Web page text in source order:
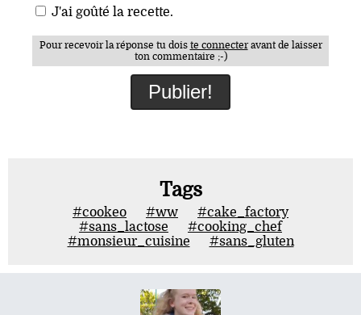
J'ai goûté la recette.
Pour recevoir la réponse tu dois te connecteravant de laisser
ton commentaire ;-)
Tags
#cookeo #ww
#cake_factory
#sans_lactose
#cooking_chef
#monsieur_cuisine
#sans_gluten